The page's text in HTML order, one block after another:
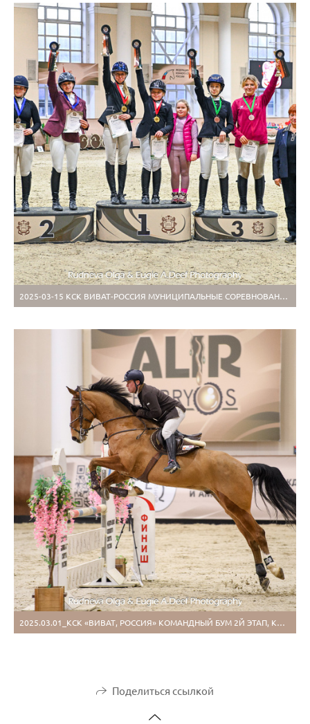
2025-03-15 КСК ВИВАТ-РОССИЯ МУНИЦИПАЛЬНЫЕ СОРЕВНОВАНИЯ ПО КОНКУРУ
2025.03.01_КСК «ВИВАТ, РОССИЯ» КОМАНДНЫЙ БУМ 2Й ЭТАП, КОНКУР
Поделиться ссылкой